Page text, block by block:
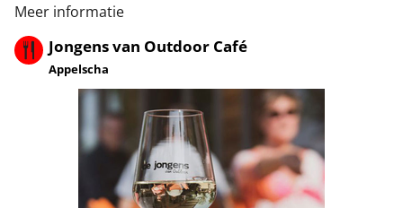
Meer informatie
Jongens van Outdoor Café
Appelscha